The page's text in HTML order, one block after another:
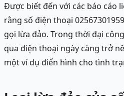
Được biết đến với các báo cáo
rằng số điện thoại
gọi lừa đảo. Trong thời đại
qua điện thoại ngày càng trở
một ví dụ điển hình cho tình